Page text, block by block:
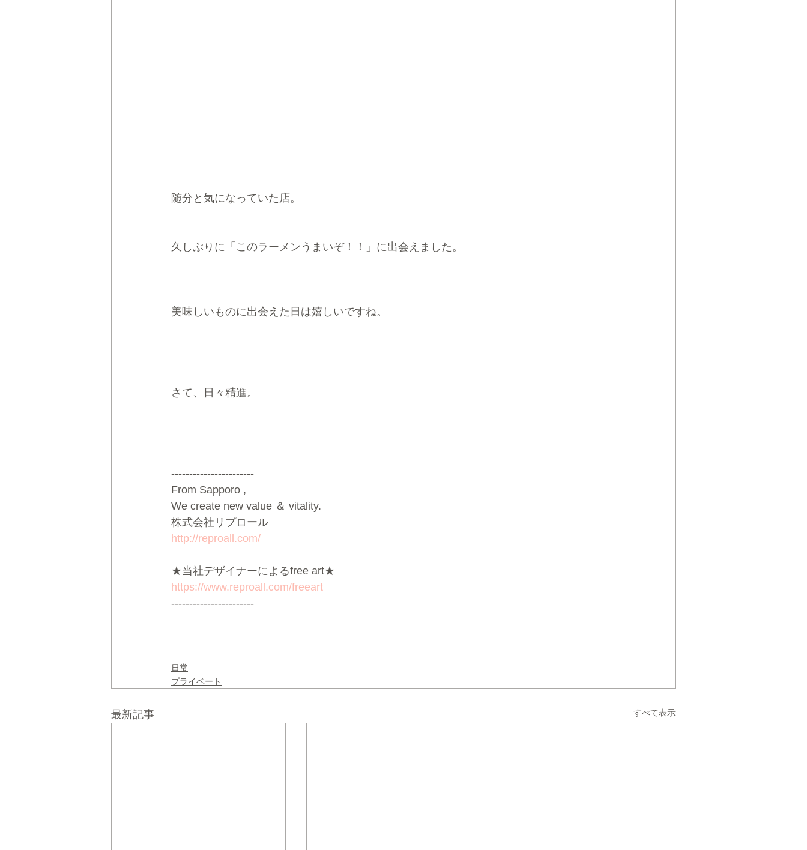
随分と気になっていた店。
久しぶりに「このラーメンうまいぞ！！」に出会えました。
美味しいものに出会えた日は嬉しいですね。
さて、日々精進。
-----------------------
From Sapporo ,
We create new value ＆ vitality.
株式会社リプロール
http://reproall.com/
★当社デザイナーによるfree art★
https://www.reproall.com/freeart
-----------------------
日常
プライベート
最新記事 すべて表示